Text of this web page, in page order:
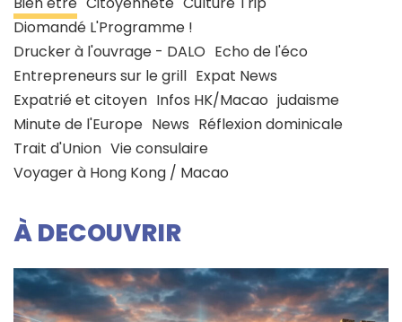
Diomandé L'Programme !
Drucker à l'ouvrage - DALO Echo de l'éco
Entrepreneurs sur le grill Expat News
Expatrié et citoyen Infos HK/Macao judaisme
Minute de l'Europe News Réflexion dominicale
Trait d'Union Vie consulaire
Voyager à Hong Kong / Macao
À DECOUVRIR